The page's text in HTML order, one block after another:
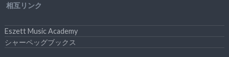
相互リンク
Eszett Music Academy
シャーペッグブックス